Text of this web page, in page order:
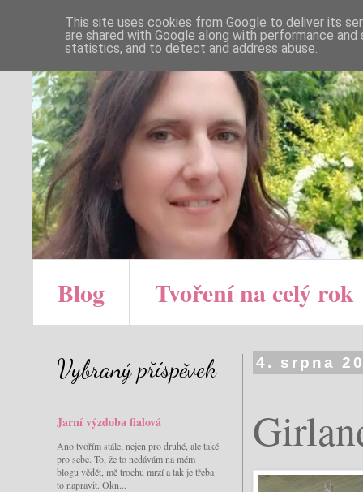
Blog Tvoření na celý rok
4. srpna
Vybraný příspěvek
Jarní výzdoba fialová
Ano tvořím stále, nejen pro druhé, ale také
pro sebe. To, že to nedávám na mém
blogu vědět, mě trochu mrzí a tak je třeba
to napravit. Okn...
This site uses cookies from Google to deliver its
are shared with Google along with performance
statistics, and to detect and address abuse.